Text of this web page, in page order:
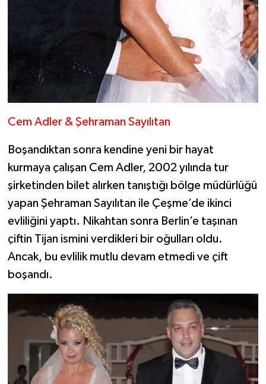
Cem Adler & Şehraman Sayılıtan
Boşandıktan sonra kendine yeni bir hayat
kurmaya çalışan Cem Adler, 2002 yılında tur
şirketinden bilet alırken tanıştığı bölge müdürlüğü
yapan Şehraman Sayılıtan ile Çeşme’de ikinci
evliliğini yaptı. Nikahtan sonra Berlin’e taşınan
çiftin Tijan ismini verdikleri bir oğulları oldu.
Ancak, bu evlilik mutlu devam etmedi ve çift
boşandı.